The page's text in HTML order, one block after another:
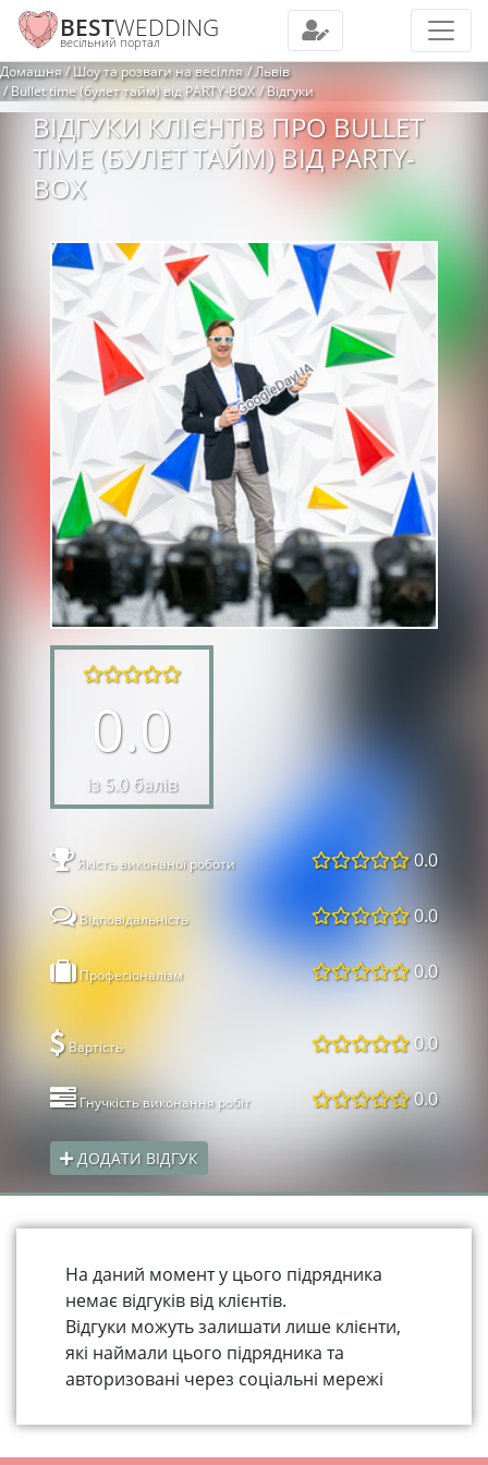
BESTWEDDING
весільний портал
Домашня Шоу та розваги на весілля
Львів
Bullet time (булет тайм) від PARTY-BOX
Відгуки
ВІДГУКИ КЛІЄНТІВ ПРО BULLET
TIME (БУЛЕТ ТАЙМ) ВІД PARTY-
BOX
0.0
із 5.0 балів
Якість виконаної роботи 0.0
Відповідальність 0.0
Професіоналізм 0.0
Вартість 0.0
Гнучкість виконання робіт 0.0
ДОДАТИ ВІДГУК
На даний момент у цього підрядника
немає відгуків від клієнтів.
Відгуки можуть залишати лише клієнти,
які наймали цього підрядника та
авторизовані через соціальні мережі